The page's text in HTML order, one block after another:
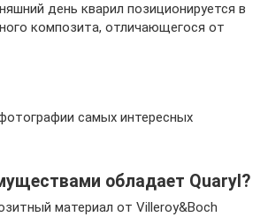
день кварил позиционируется в
композита, отличающегося от
самых интересных
обладает Quaryl?
материал от Villeroy&Boch